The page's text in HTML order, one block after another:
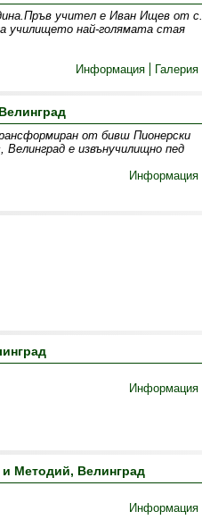
учител е Иван Ищев от с.
училището най-голямата стая
Информация Галерия
от бивш Пионерски
е извънучилищно пед
Информация
Информация
Методий, Велинград
Информация